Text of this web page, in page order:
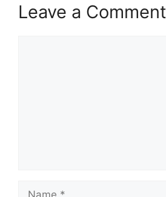
Leave a Comment